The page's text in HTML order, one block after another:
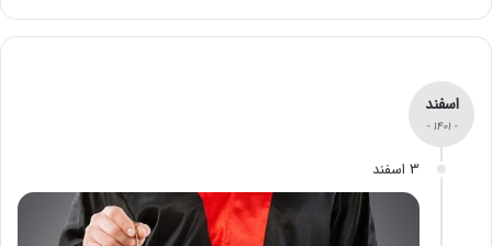
اسفند
- 1401 -
3 اسفند